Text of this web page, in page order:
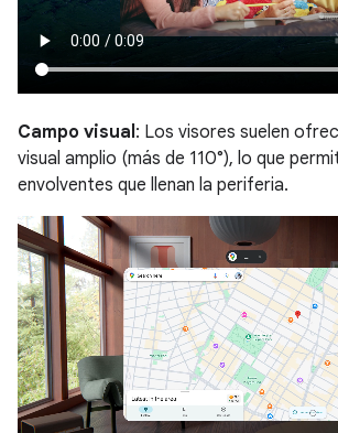
Campo visual : Los visores suelen
visual amplio (más de 110°), lo que
envolventes que llenan la periferia.